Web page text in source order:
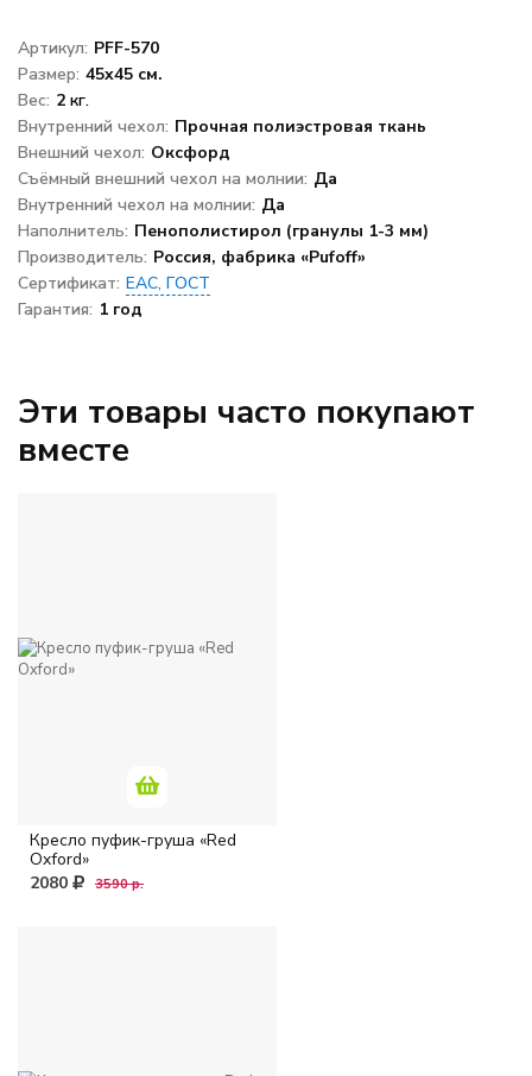
Кресло-
подушка
Пуфики для
ног
Декоративные
подушки
Одеяла и
подушки
Наполнитель
Бежевый
Коричневый
Однотонный
Оранжевый
Артикул: PFF-570
Размер: 45x45 см.
Вес: 2 кг.
Внутренний чехол: Прочная полиэстровая ткань
Внешний чехол: Оксфорд
Съёмный внешний чехол на молнии: Да
Внутренний чехол на молнии: Да
Наполнитель: Пенополистирол (гранулы 1-3 мм)
Производитель: Россия, фабрика «Pufoff»
Сертификат: ЕАС, ГОСТ
Гарантия: 1 год
Эти товары часто покупают
вместе
Кресло пуфик-груша «Red
Oxford»
2080
3590 р.